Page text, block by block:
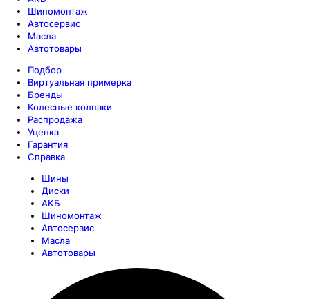
Шиномонтаж
Автосервис
Масла
Автотовары
Подбор
Виртуальная примерка
Бренды
Колесные колпаки
Распродажа
Уценка
Гарантия
Справка
Шины
Диски
АКБ
Шиномонтаж
Автосервис
Масла
Автотовары